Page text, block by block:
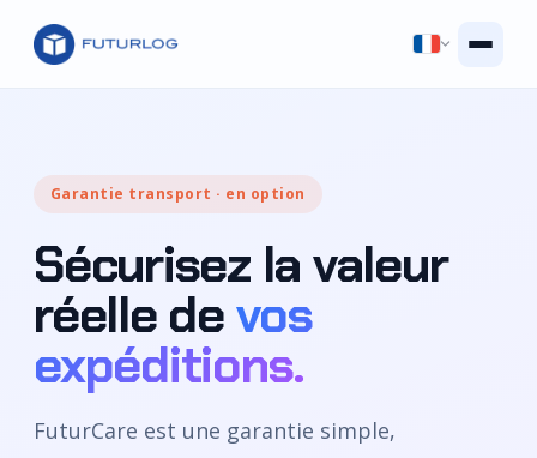
Garantie transport · en option
Sécurisez la valeur
réelle devos
expéditions.
FuturCare est une garantie simple,